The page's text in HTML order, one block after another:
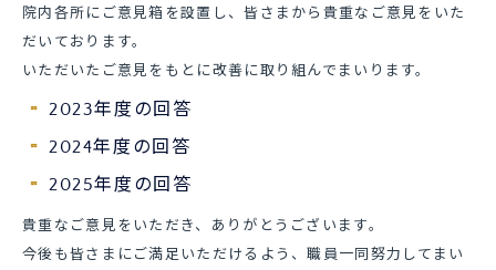
院内各所にご意見箱を設置し、皆さまから貴重なご意見をいた
だいております。
いただいたご意見をもとに改善に取り組んでまいります。
2023年度の回答
2024年度の回答
2025年度の回答
貴重なご意見をいただき、ありがとうございます。
今後も皆さまにご満足いただけるよう、職員一同努力してまい